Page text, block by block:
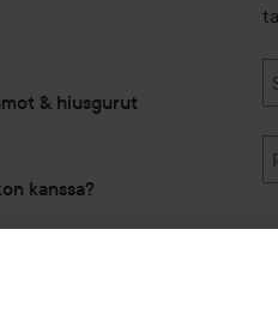
& hiusgurut
kanssa?